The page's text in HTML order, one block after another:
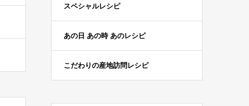
スペシャルレシピ
あの日 あの時 あのレシピ
こだわりの産地訪問レシピ